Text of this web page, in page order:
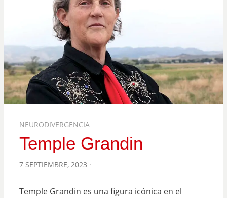
NEURODIVERGENCIA
Temple Grandin
POSTED
7 SEPTIEMBRE, 2023
Temple Grandin es una figura icónica en el